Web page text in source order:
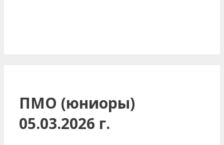
ПМО (юниоры)
05.03.2026 г.